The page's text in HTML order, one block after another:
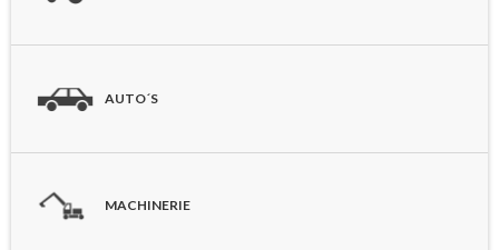
AUTO´S
MACHINERIE